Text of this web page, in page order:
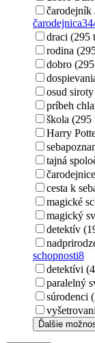
čarodejník
čarodejnica
draci (295
rodina
dobro
osud
príbeh
škola
Harry
tajná
cesta k
magické
magický
detektív
schopnosti8
detektívi
paralelný
súrodenci
Ďalšie